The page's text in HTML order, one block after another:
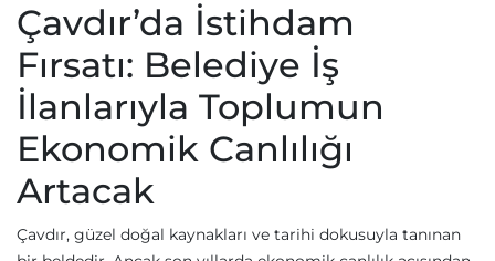
Çavdır’da İstihdam
Fırsatı: Belediye İş
İlanlarıyla Toplumun
Ekonomik Canlılığı
Artacak
Çavdır, güzel doğal kaynakları ve tarihi dokusuyla tanınan